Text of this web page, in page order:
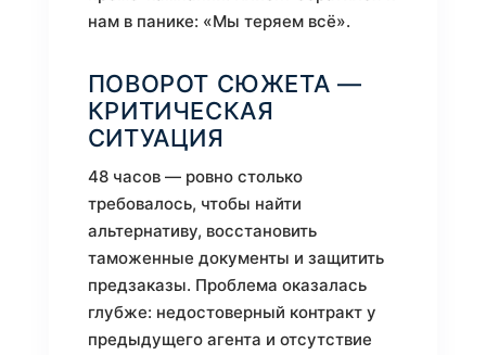
нам в панике: «Мы теряем всё».
ПОВОРОТ СЮЖЕТА —
КРИТИЧЕСКАЯ
СИТУАЦИЯ
48 часов — ровно столько
требовалось, чтобы найти
альтернативу, восстановить
таможенные документы и защитить
предзаказы. Проблема оказалась
глубже: недостоверный контракт у
предыдущего агента и отсутствие